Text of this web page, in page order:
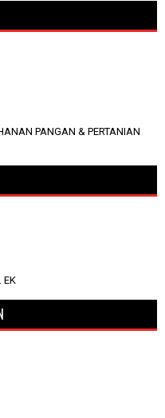
PANGAN & PERTANIAN
EK